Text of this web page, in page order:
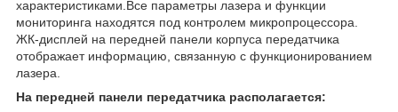
характеристиками.Все параметры лазера и функции
мониторинга находятся под контролем микропроцессора.
ЖК-дисплей на передней панели корпуса передатчика
отображает информацию, связанную с функционированием
лазера.
На передней панели передатчика располагается: